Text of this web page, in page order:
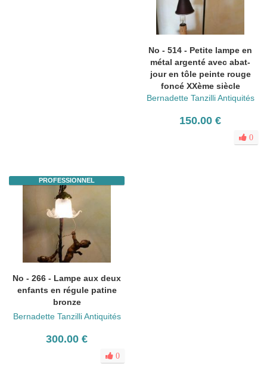
No - 514 - Petite lampe en
métal argenté avec abat-
jour en tôle peinte rouge
foncé XXème siècle
Bernadette Tanzilli Antiquités
150.00 €
0
PROFESSIONNEL
No - 266 - Lampe aux deux
enfants en régule patine
bronze
Bernadette Tanzilli Antiquités
300.00 €
0